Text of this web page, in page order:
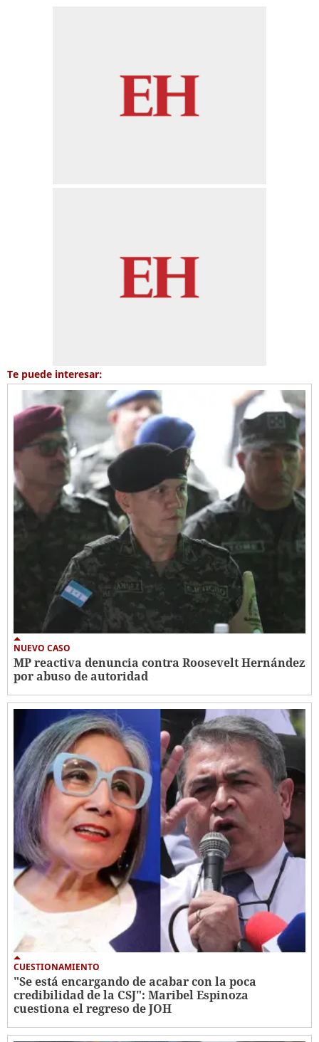
Te puede interesar:
NUEVO CASO
MP reactiva denuncia contra Roosevelt Hernández
por abuso de autoridad
CUESTIONAMIENTO
"Se está encargando de acabar con la poca
credibilidad de la CSJ": Maribel Espinoza
cuestiona el regreso de JOH